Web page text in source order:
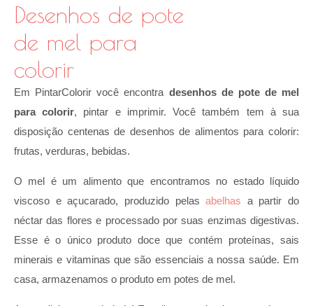
Desenhos de pote
de mel para
colorir
Em PintarColorir você encontra desenhos de pote de mel
para colorir, pintar e imprimir. Você também tem à sua
disposição centenas de desenhos de alimentos para colorir:
frutas, verduras, bebidas.
O mel é um alimento que encontramos no estado líquido
viscoso e açucarado, produzido pelasabelhas a partir do
néctar das flores e processado por suas enzimas digestivas.
Esse é o único produto doce que contém proteínas, sais
minerais e vitaminas que são essenciais a nossa saúde. Em
casa, armazenamos o produto em potes de mel.